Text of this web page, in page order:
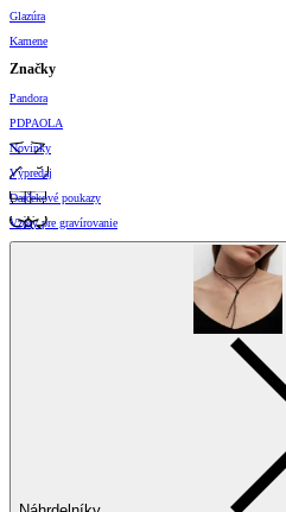
Glazúra
Kamene
Značky
Pandora
PDPAOLA
Novinky
Výpredaj
Darčekové poukazy
Vzory pre gravírovanie